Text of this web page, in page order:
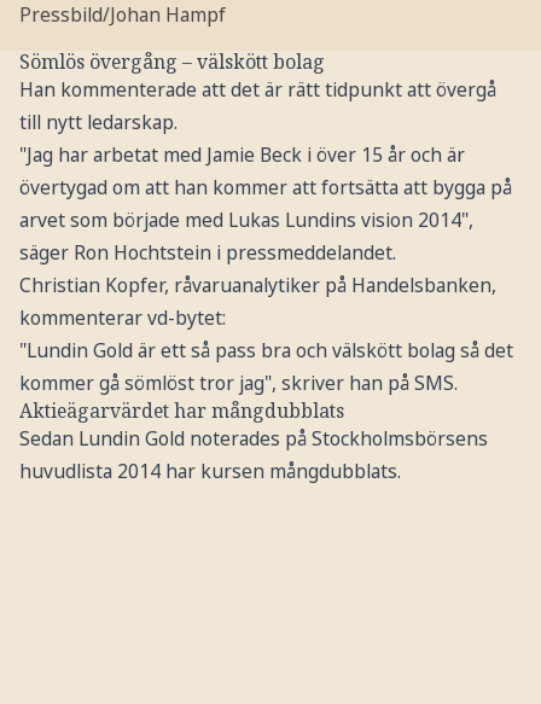
Pressbild/Johan Hampf
Sömlös övergång – välskött bolag
Han kommenterade att det är rätt tidpunkt att övergå
till nytt ledarskap.
"Jag har arbetat med Jamie Beck i över 15 år och är
övertygad om att han kommer att fortsätta att bygga på
arvet som började med Lukas Lundins vision 2014",
säger Ron Hochtstein i pressmeddelandet.
Christian Kopfer, råvaruanalytiker på Handelsbanken,
kommenterar vd-bytet:
"Lundin Gold är ett så pass bra och välskött bolag så det
kommer gå sömlöst tror jag", skriver han på SMS.
Aktieägarvärdet har mångdubblats
Sedan Lundin Gold noterades på Stockholmsbörsens
huvudlista 2014 har kursen mångdubblats.